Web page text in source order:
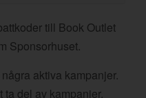
till Book Outlet
Sponsorhuset.
aktiva kampanjer.
ta del av kampanjer,